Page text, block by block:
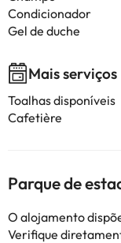
Condicionador
Gel de duche
Mais serviços
Toalhas disponíveis
Cafetière
Parque de
O alojamento
Verifique